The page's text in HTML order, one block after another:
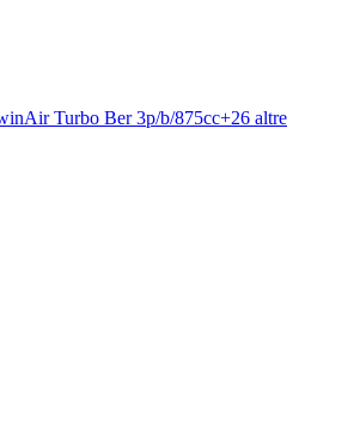
Turbo Ber 3p/b/875cc+26 altre